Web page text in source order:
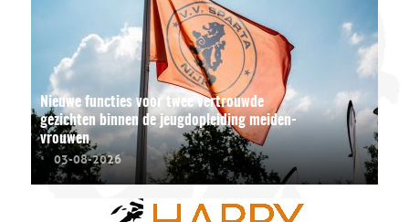
Nieuwe functies voor twee vertrouwde
gezichten binnen de jeugdopleiding meiden-
vrouwen
03-08-2026